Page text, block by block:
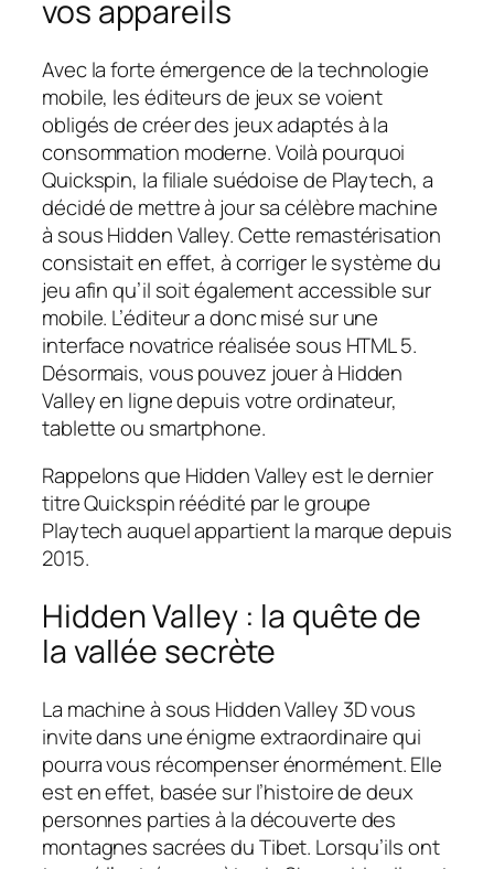
vos appareils
Avec la forte émergence de la technologie
mobile, les éditeurs de jeux se voient
obligés de créer des jeux adaptés à la
consommation moderne. Voilà pourquoi
Quickspin, la filiale suédoise de Playtech, a
décidé de mettre à jour sa célèbre machine
à sous Hidden Valley. Cette remastérisation
consistait en effet, à corriger le système du
jeu afin qu’il soit également accessible sur
mobile. L’éditeur a donc misé sur une
interface novatrice réalisée sous HTML 5.
Désormais, vous pouvez jouer à Hidden
Valley en ligne depuis votre ordinateur,
tablette ou smartphone.
Rappelons que Hidden Valley est le dernier
titre Quickspin réédité par le groupe
Playtech auquel appartient la marque depuis
2015.
Hidden Valley : la quête de
la vallée secrète
La machine à sous Hidden Valley 3D vous
invite dans une énigme extraordinaire qui
pourra vous récompenser énormément. Elle
est en effet, basée sur l’histoire de deux
personnes parties à la découverte des
montagnes sacrées du Tibet. Lorsqu’ils ont